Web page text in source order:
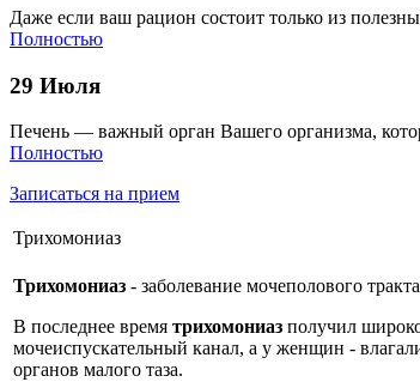
Даже если ваш рацион состоит только из
Полностью
29 Июля
Печень — важный орган Вашего организма,
Полностью
Записаться на прием
Трихомониаз
Трихомониаз - заболевание мочеполового
В последнее время трихомониаз получил
мочеиспускательный канал, а у женщин -
органов малого таза.